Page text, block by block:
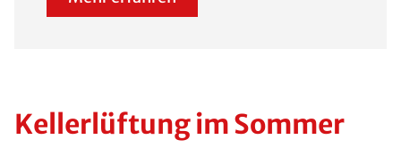
Kellerlüftung im Sommer